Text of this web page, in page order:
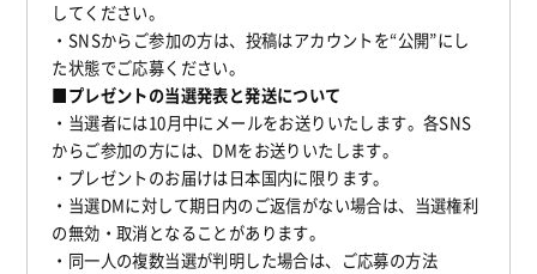
してください。
・SNSからご参加の方は、 投稿はアカウントを“公開”にし
た状態でご応募ください。
■プレゼントの当選発表と発送について
・当選者には10月中にメールをお送りいたします。各SNS
からご参加の方には、DMをお送りいたします。
・プレゼントのお届けは日本国内に限ります。
・当選DMに対して期日内のご返信がない場合は、当選権利
の無効・取消となることがあります。
・同一人の複数当選が判明した場合は、ご応募の方法